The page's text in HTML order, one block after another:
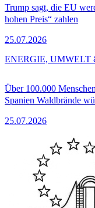
Trump sagt, die EU
hohen Preis“ zahlen
25.07.2026
Über 100.000
Spanien Waldbrände
25.07.2026
ENERGIE, UMWELT